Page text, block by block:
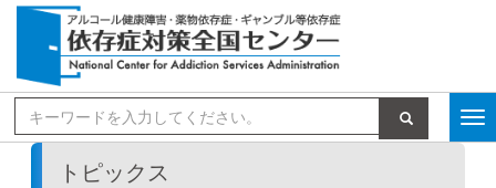
検索
トピックス